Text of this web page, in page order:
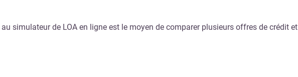
simulateur de LOA en ligne est le moyen de comparer plusieurs offres de crédit et